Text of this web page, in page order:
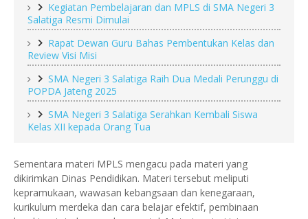
Kegiatan Pembelajaran dan MPLS di SMA Negeri 3
Salatiga Resmi Dimulai
Rapat Dewan Guru Bahas Pembentukan Kelas dan
Review Visi Misi
SMA Negeri 3 Salatiga Raih Dua Medali Perunggu di
POPDA Jateng 2025
SMA Negeri 3 Salatiga Serahkan Kembali Siswa
Kelas XII kepada Orang Tua
Sementara materi MPLS mengacu pada materi yang
dikirimkan Dinas Pendidikan. Materi tersebut meliputi
kepramukaan, wawasan kebangsaan dan kenegaraan,
kurikulum merdeka dan cara belajar efektif, pembinaan